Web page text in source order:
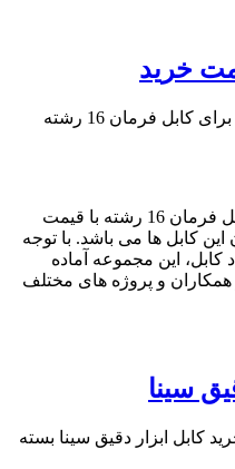
برای کابل فرمان 16 رشته
مجموعه آراد کابل، مرکز فروش کابل فرمان 16 رشته با قیمت
این کابل ها می باشد. با توجه
این مجموعه آماده
همکاران و پروژه های مختلف
سینا
کابل ابزار دقیق سینا بسته